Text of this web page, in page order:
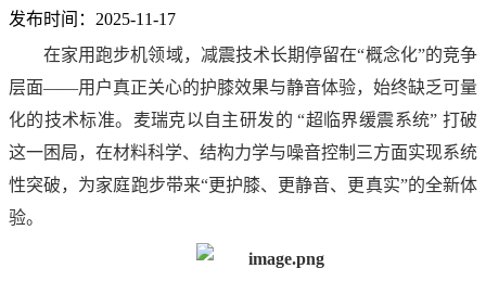
发布时间：2025-11-17
在家用跑步机领域，减震技术长期停留在“概念化”的竞争
层面——用户真正关心的护膝效果与静音体验，始终缺乏可量
化的技术标准。麦瑞克以自主研发的 “超临界缓震系统” 打破
这一困局，在材料科学、结构力学与噪音控制三方面实现系统
性突破，为家庭跑步带来“更护膝、更静音、更真实”的全新体
验。